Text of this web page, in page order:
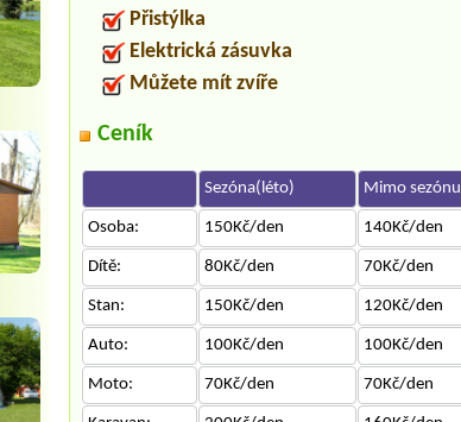
Přistýlka
Elektrická zásuvka
Můžete mít zvíře
Ceník
Sezóna(léto) Mimo sezónu
Osoba: 150Kč/den 140Kč/den
Dítě: 80Kč/den 70Kč/den
Stan: 150Kč/den 120Kč/den
Auto: 100Kč/den 100Kč/den
Moto: 70Kč/den 70Kč/den